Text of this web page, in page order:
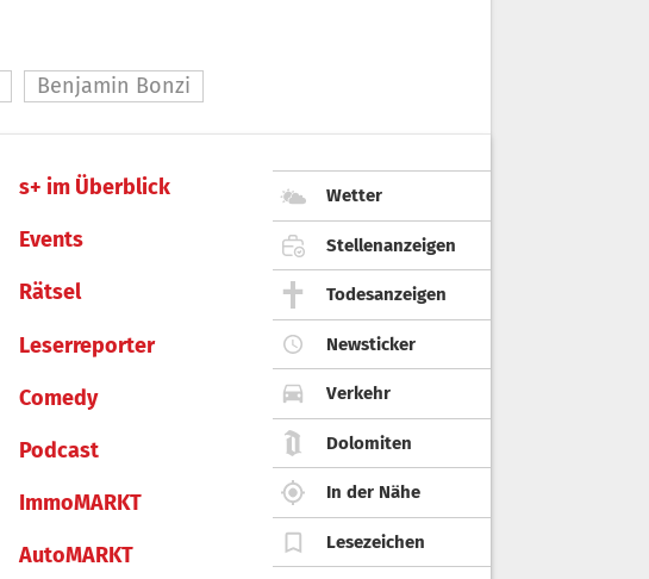
Benjamin Bonzi
s+ im Überblick
Events
Rätsel
Leserreporter
Comedy
Podcast
ImmoMARKT
AutoMARKT
Wetter
Stellenanzeigen
Todesanzeigen
Newsticker
Verkehr
Dolomiten
In der Nähe
Lesezeichen